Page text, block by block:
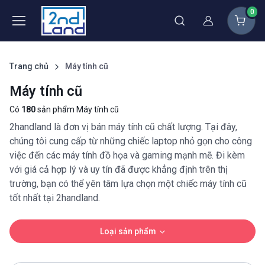
Thành viên
0
Trang chủ Máy tính cũ
Máy tính cũ
Có 180sản phẩm Máy tính cũ
2handland là đơn vị bán máy tính cũ chất lượng. Tại đây,
chúng tôi cung cấp từ những chiếc laptop nhỏ gọn cho công
việc đến các máy tính đồ họa và gaming mạnh mẽ. Đi kèm
với giá cả hợp lý và uy tín đã được khẳng định trên thị
trường, bạn có thể yên tâm lựa chọn một chiếc máy tính cũ
tốt nhất tại 2handland.
Loại sản phẩm